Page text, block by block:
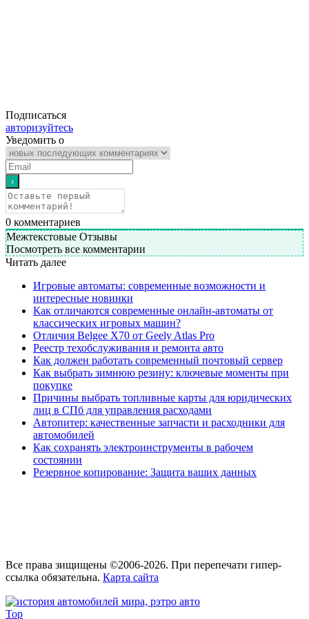
Подписаться
авторизуйтесь
Уведомить о
0 комментариев
Межтекстовые Отзывы
Посмотреть все комментарии
Читать далее
Игровые автоматы: современные возможности и
интересные новинки
Как отличаются современные онлайн-автоматы от
классических игровых машин?
Отличия Belgee X70 от Geely Atlas Pro
Реестр техобслуживания и ремонта авто
Как должен работать современный почтовый сервер
Как выбрать зимнюю резину: ключевые моменты при
покупке
Причины выбрать топливные карты для юридических
лиц в СПб для управления расходами
Автопитер: качественные запчасти и расходники для
автомобилей
Как сохранять электроинструменты в рабочем
состоянии
Резервное копирование: Защита ваших данных
Все права зищищены ©2006-2026. При перепечати гипер-
ссылка обязательна. Карта сайта
Top